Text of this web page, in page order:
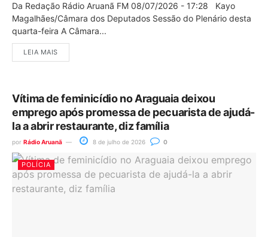
Da Redação Rádio Aruanã FM 08/07/2026 - 17:28 Kayo
Magalhães/Câmara dos Deputados Sessão do Plenário desta
quarta-feira A Câmara...
LEIA MAIS
Vítima de feminicídio no Araguaia deixou
emprego após promessa de pecuarista de ajudá-
la a abrir restaurante, diz família
por Rádio Aruanã 8 de julho de 2026 0
POLÍCIA